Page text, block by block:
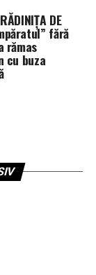
DE
fără
rămas
cu buza